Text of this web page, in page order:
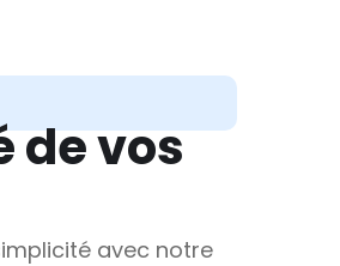
de vos
avec notre